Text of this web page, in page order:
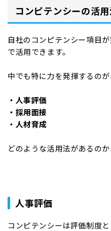
コンピテンシーの活
自社のコンピテンシー項目
で活用できます。
中でも特に力を発揮するのが
・人事評価
・採用面接
・人材育成
どのような活用法があるのか
人事評価
コンピテンシーは評価制度